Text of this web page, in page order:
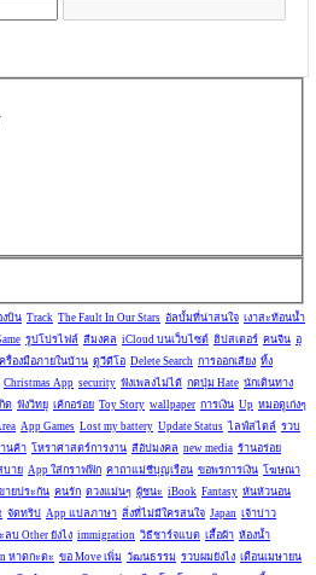
งบิน Track The Fault In Our Stars อัลบั้มที่น่าสนใจ เงาสะท้อนน้ำ
รูปโปรไฟล์ สีมงคล iCloud บนเว็บไซต์ ฮิปสเตอร์ คนจีน อุ
ครื่องมือภายในบ้าน ดูวีดีโอ Delete Search การออกเสียง ทิ้ง
Christmas App security ฟังเพลงไม่ได้ กดปุ่ม Hate นักเดินทาง
ด ฟังวิทยุ เค้กอร่อย Toy Story wallpaper การเงิน Up หมอดูเก่งๆ
App Games Lost my battery Update Status ไลฟ์สไตล์ รวบ
นค้า โหราศาสตร์การงาน สีอัปมงคล new media ร้านอร่อย
บาย App ใส่กราฟฟิก คาถาแม่ชีบุญเรือน ขอพรการเงิน โฆษณา
ายประกัน คนรัก ดวงแม่นๆ ผู้ชนะ iBook Fantasy หันหัวนอน
จัดทริป App แปลภาษา สิ่งที่ไม่มีใครสนใจ Japan เจ้าบ่าว
ลบ Other ยังไง immigration วิธีชาร์จแบต เสื้อผ้า ห้องน้ำ
หาดกะตะ ขอ Move เพิ่ม วัฒนธรรม รวบผมยังไง เดือนเมษายน